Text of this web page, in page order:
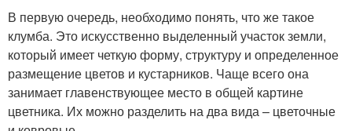
В первую очередь, необходимо понять, что же такое
клумба. Это искусственно выделенный участок земли,
который имеет четкую форму, структуру и определенное
размещение цветов и кустарников. Чаще всего она
занимает главенствующее место в общей картине
цветника. Их можно разделить на два вида – цветочные